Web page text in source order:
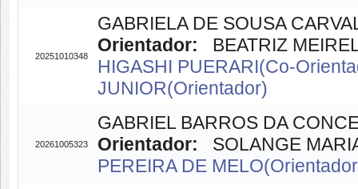
20251010348
GABRIELA DE SOUSA
Orientador: BEATRIZ
HIGASHI PUERARI(Co-
JUNIOR(Orientador)
20261005323
GABRIEL BARROS DA
Orientador: SOLANGE
PEREIRA DE